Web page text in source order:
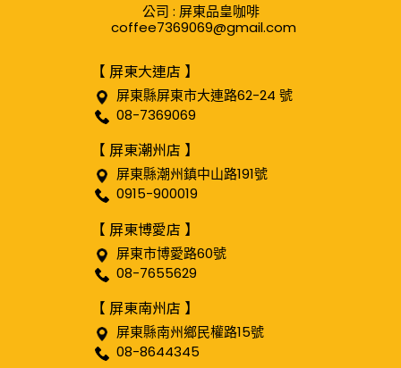
公司 : 屏東品皇咖啡
coffee7369069@gmail.com
【 屏東大連店 】
屏東縣屏東市大連路62-24 號
08-7369069
【 屏東潮州店 】
屏東縣潮州鎮中山路191號
0915-900019
【 屏東博愛店 】
屏東市博愛路60號
08-7655629
【 屏東南州店 】
屏東縣南州鄉民權路15號
08-8644345